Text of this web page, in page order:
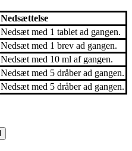
Nedsættelse
Nedsæt med 1 tablet ad gangen.
Nedsæt med 1 brev ad gangen.
Nedsæt med 10 ml af gangen.
Nedsæt med 5 dråber ad gangen.
Nedsæt med 5 dråber ad gangen.